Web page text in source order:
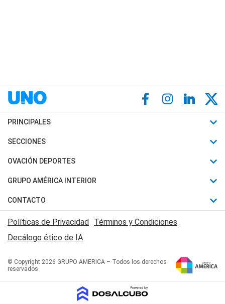
PRINCIPALES
Últimas Noticias
Política
Judiciales
Economia
SECCIONES
Horóscopo
Motores
Trucos caseros
Series y Películas
Edictos y Solicitadas
OVACIÓN DEPORTES
Fútbol
Mundial
Automovilismo
Rugby
Básquet
GRUPO AMÉRICA INTERIOR
Canal 7 en Vivo
San Juan 8
CONTACTO
Acerca de Nosotros
Contactanos
Políticas de Privacidad Términos y Condiciones
Decálogo ético de IA
© Copyright 2026 GRUPO AMERICA – Todos los derechos
reservados